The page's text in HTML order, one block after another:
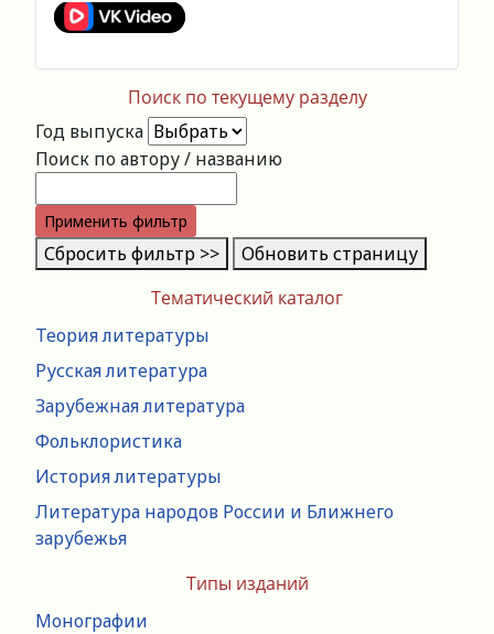
Тематический каталог
Теория литературы
Русская литература
Зарубежная литература
Фольклористика
История литературы
Литература народов России и Ближнего
зарубежья
Типы изданий
Монографии
Поиск по текущему разделу
Год выпуска
Поиск по автору / названию
Применить фильтр
Сбросить фильтр >> Обновить страницу